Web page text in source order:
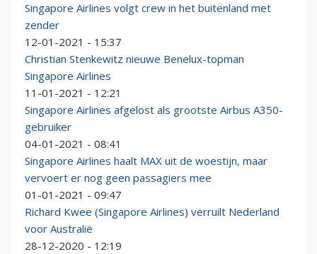
Singapore Airlines volgt crew in het buitenland met
zender
12-01-2021 - 15:37
Christian Stenkewitz nieuwe Benelux-topman
Singapore Airlines
11-01-2021 - 12:21
Singapore Airlines afgelost als grootste Airbus A350-
gebruiker
04-01-2021 - 08:41
Singapore Airlines haalt MAX uit de woestijn, maar
vervoert er nog geen passagiers mee
01-01-2021 - 09:47
Richard Kwee (Singapore Airlines) verruilt Nederland
voor Australië
28-12-2020 - 12:19